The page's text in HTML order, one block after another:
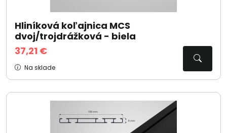
Hliníková koľajnica MCS
dvoj/trojdrážková - biela
37,21 €
Na sklade